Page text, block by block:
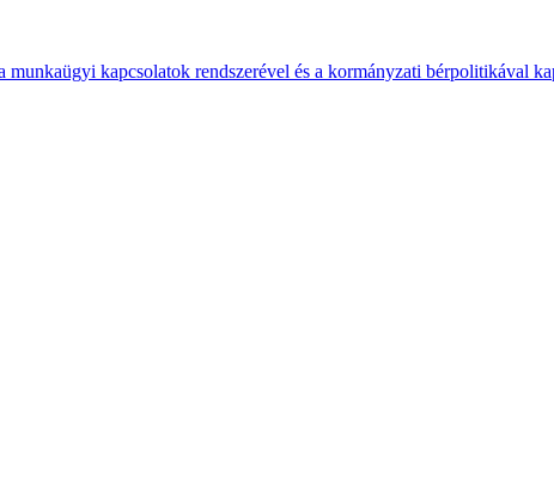
munkaügyi kapcsolatok rendszerével és a kormányzati bérpolitikával